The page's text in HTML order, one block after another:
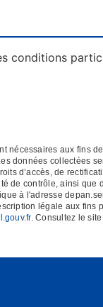
conditions
nécessaires aux fins
données collectées
d’accès, de
de contrôle, ainsi
à l'adresse
légale aux
. Consultez le